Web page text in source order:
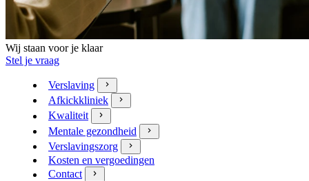
Wij staan voor je klaar
Stel je vraag
Verslaving
Afkickkliniek
Kwaliteit
Mentale gezondheid
Verslavingszorg
Kosten en vergoedingen
Contact